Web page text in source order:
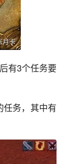
有3个任务要
任务，其中有